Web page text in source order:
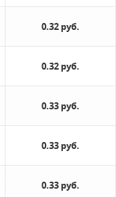
0.32 руб.
0.32 руб.
0.33 руб.
0.33 руб.
0.33 руб.